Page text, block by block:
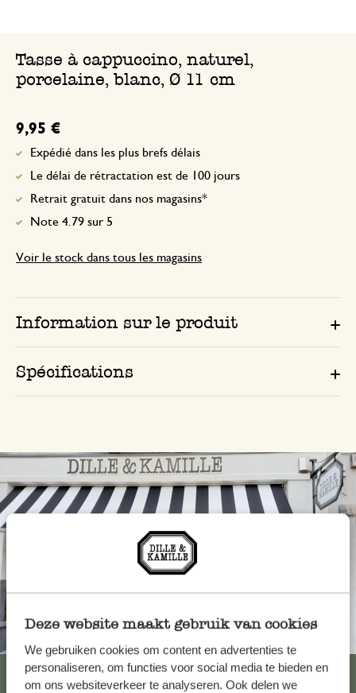
Deze website maakt gebruik van cookies
We gebruiken cookies om content en advertenties te
personaliseren, om functies voor social media te bieden en
om ons websiteverkeer te analyseren. Ook delen we
Tasse à cappuccino, naturel,
porcelaine, blanc, Ø 11 cm
9,95 €
Expédié dans les plus brefs délais
Le délai de rétractation est de 100 jours
Retrait gratuit dans nos magasins*
Note 4.79 sur 5
Voir le stock dans tous les magasins
Information sur le produit
Spécifications
Toujours à proximité
Voir les 62 magasins